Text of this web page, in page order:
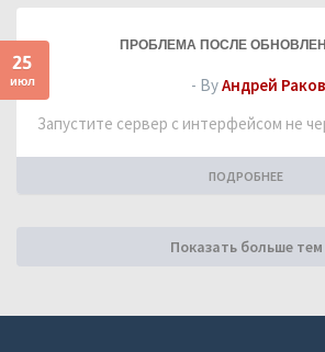
25
июл
ПРОБЛЕМА ПОСЛЕ
- ByАндрей Раков
Запустите сервер с интерфейсом не
ПОДРОБНЕЕ
Показать больше тем